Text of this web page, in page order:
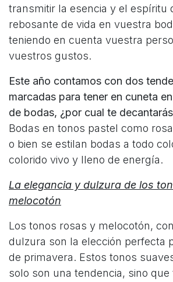
transmitir la esencia y el espíritu
rebosante de vida en vuestra
teniendo en cuenta vuestra
vuestros gustos.
Este año contamos con dos
marcadas para tener en cuneta
de bodas, ¿por cual te
Bodas en tonos pastel como
o bien se estilan bodas a todo
colorido vivo y lleno de energía.
La elegancia y dulzura de los
melocotón
Los tonos rosas y melocotón,
dulzura son la elección perfecta
de primavera. Estos tonos
solo son una tendencia, sino